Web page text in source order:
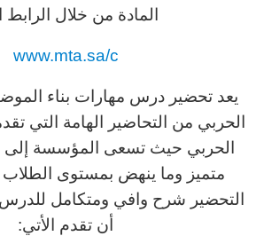
المادة من خلال الرابط
www.mta.sa/c
يعد تحضير درس مهارات بناء
الحربي من التحاضير الهامة التي
الحربي حيث تسعى المؤسسة إلى
متميز وما ينهض بمستوى الطلاب
التحضير شرح وافي ومتكامل
أن تقدم الأتي: